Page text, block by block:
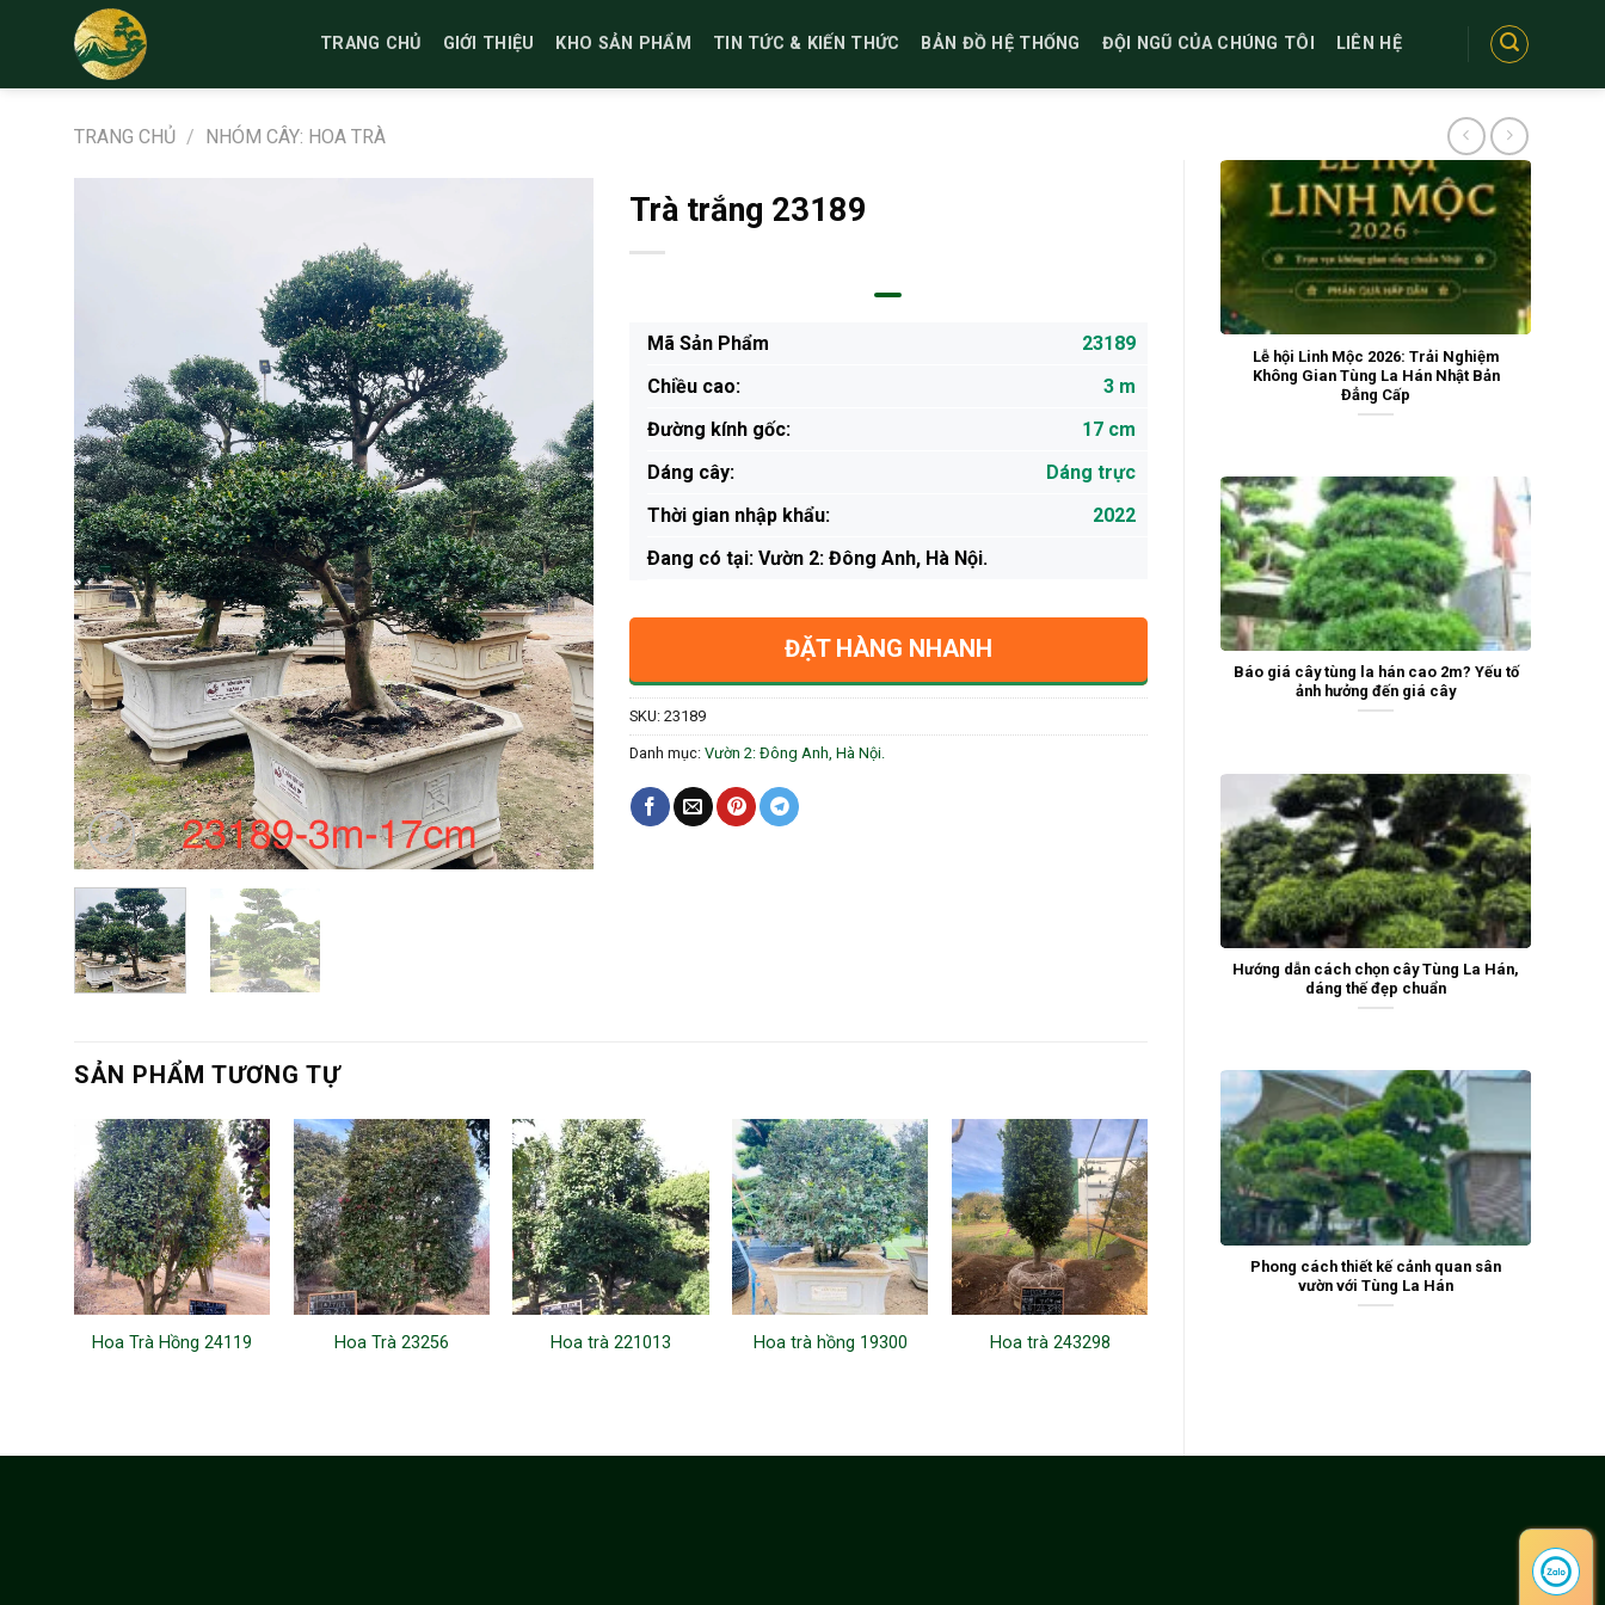
TRANG CHỦ GIỚI THIỆU KHO SẢN PHẨM TIN TỨC & KIẾN THỨC BẢN ĐỒ HỆ THỐNG ĐỘI NGŨ CỦA CHÚNG TÔI LIÊN HỆ
TRANG CHỦ / NHÓM CÂY: HOA TRÀ
Lễ hội Linh Mộc 2026: Trải Nghiệm
Không Gian Tùng La Hán Nhật Bản
Đẳng Cấp
Báo giá cây tùng la hán cao 2m? Yếu tố
ảnh hưởng đến giá cây
Hướng dẫn cách chọn cây Tùng La Hán,
dáng thế đẹp chuẩn
Phong cách thiết kế cảnh quan sân
vườn với Tùng La Hán
Trà trắng 23189
Mã Sản Phẩm
23189
Chiều cao:
3 m
Đường kính gốc:
17 cm
Dáng cây:
Dáng trực
Thời gian nhập khẩu:
2022
Ðang có tại: Vườn 2: Đông Anh, Hà Nội.
ĐẶT HÀNG NHANH
SKU: 23189
Danh mục: Vườn 2: Đông Anh, Hà Nội.
SẢN PHẨM TƯƠNG TỰ
Hoa Trà Hồng 24119 Hoa Trà 23256 Hoa trà 221013 Hoa trà hồng 19300 Hoa trà 243298